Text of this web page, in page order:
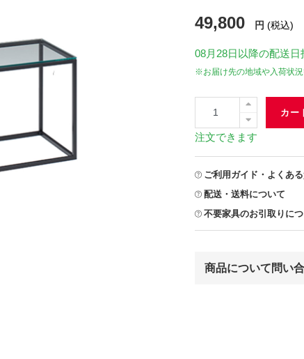
49,800 円 (税込)
08月28日 以降の配送
※お届け先の地域や入荷状
カー
注文できます
ご利用ガイド・よくあ
配送・送料について
不要家具のお引取りに
商品について問い